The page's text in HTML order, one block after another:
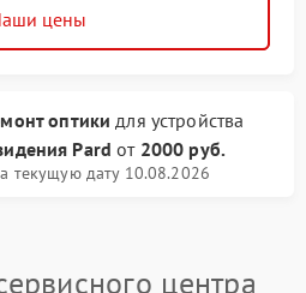
цены
оптики для устройства
Pard от 2000 руб.
текущую дату 10.08.2026
центра